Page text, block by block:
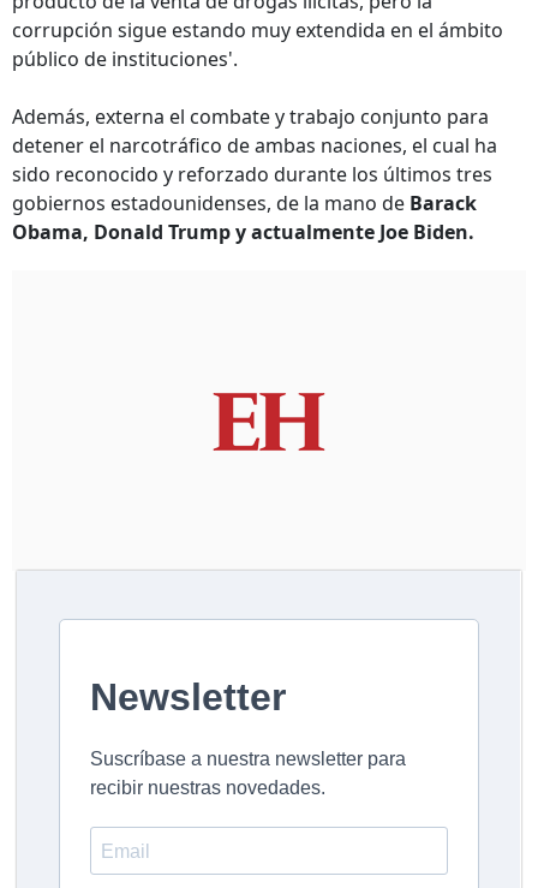
corrupción sigue estando muy extendida en el ámbito
público de instituciones'.
Además, externa el combate y trabajo conjunto para
detener el narcotráfico de ambas naciones, el cual ha
sido reconocido y reforzado durante los últimos tres
gobiernos estadounidenses, de la mano de Barack
Obama, Donald Trump y actualmente Joe Biden.